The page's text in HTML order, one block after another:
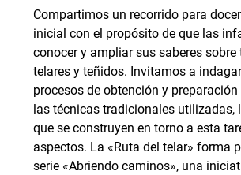
Compartimos un recorrido para
inicial con el propósito de que las
conocer y ampliar sus saberes sobre
telares y teñidos. Invitamos a
procesos de obtención y
las técnicas tradicionales utilizadas,
que se construyen en torno a esta
aspectos. La «Ruta del telar» forma
serie «Abriendo caminos», una